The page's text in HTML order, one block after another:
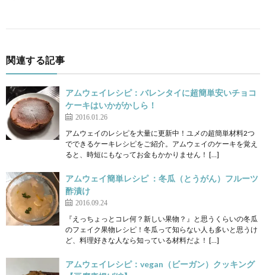
関連する記事
アムウェイレシピ：バレンタイに超簡単安いチョコ
ケーキはいかがかしら！
2016.01.26
アムウェイのレシピを大量に更新中！ユメの超簡単材料2つ
でできるケーキレシピをご紹介。アムウェイのケーキを覚え
ると、時短にもなってお金もかかりません！ […]
アムウェイ簡単レシピ ：冬瓜（とうがん）フルーツ
酢漬け
2016.09.24
『えっちょっとコレ何？新しい果物？』と思うくらいの冬瓜
のフェイク果物レシピ！冬瓜って知らない人も多いと思うけ
ど、料理好きな人なら知っている材料だよ！ […]
アムウェイレシピ：vegan（ビーガン）クッキング